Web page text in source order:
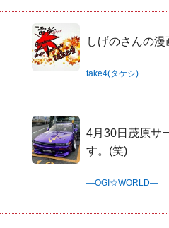
しげのさんの
take4(タケシ)
4月30日茂原サ
す。(笑)
―OGI☆WORLD―